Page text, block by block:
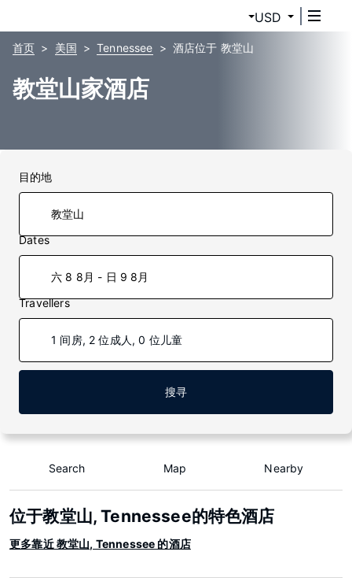
USD
首页 美国 Tennessee 酒店位于 教堂山
教堂山家酒店
目的地
Dates
六 8 8月 - 日 9 8月
Travellers
1 间房, 2 位成人, 0 位儿童
搜寻
Search Map Nearby
位于教堂山, Tennessee的特色酒店
更多靠近 教堂山, Tennessee 的酒店